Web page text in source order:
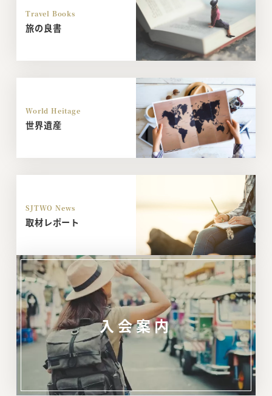
Travel Books
旅の良書
World Heitage
世界遺産
SJTWO News
取材レポート
入会案内